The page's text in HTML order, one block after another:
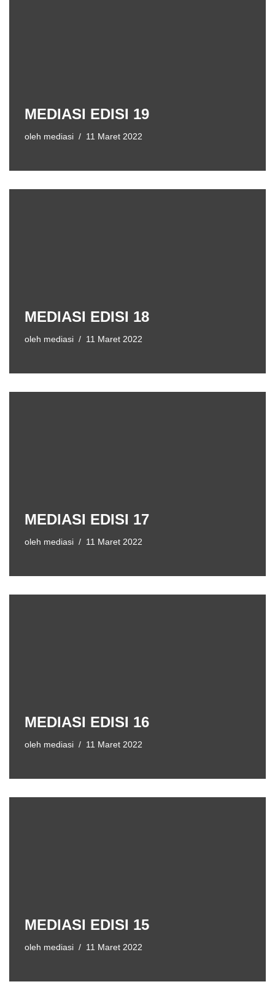
MEDIASI EDISI 19
oleh mediasi 11 Maret 2022
MEDIASI EDISI 18
oleh mediasi 11 Maret 2022
MEDIASI EDISI 17
oleh mediasi 11 Maret 2022
MEDIASI EDISI 16
oleh mediasi 11 Maret 2022
MEDIASI EDISI 15
oleh mediasi 11 Maret 2022